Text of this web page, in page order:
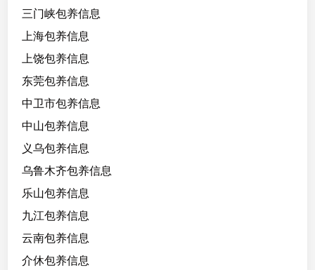
介
休
，
1
8
/
身
高
7
0
，
三门峡包养信息
上海包养信息
上饶包养信息
东莞包养信息
中卫市包养信息
中山包养信息
义乌包养信息
乌鲁木齐包养信息
乐山包养信息
九江包养信息
云南包养信息
介休包养信息